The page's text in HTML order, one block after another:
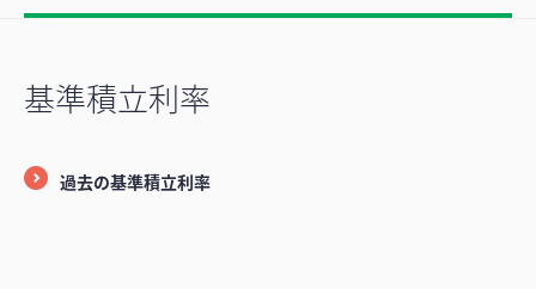
基準積立利率
過去の基準積立利率